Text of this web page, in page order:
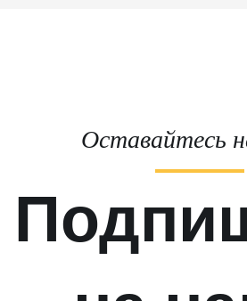
Оставайтесь